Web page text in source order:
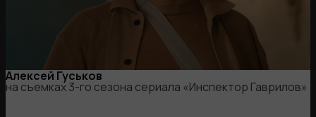
Алексей Гуськов
на съемках 3-го сезона сериала «Инспектор Гаврилов»